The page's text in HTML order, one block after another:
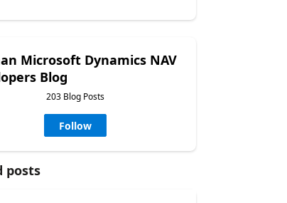
Microsoft Dynamics NAV
Blog
203 Blog Posts
Follow
posts